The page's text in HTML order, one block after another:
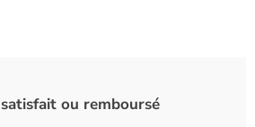
satisfait ou remboursé